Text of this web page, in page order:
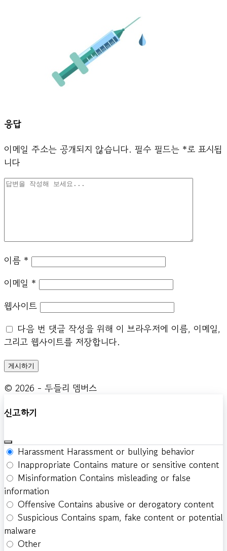
응답
이메일 주소는 공개되지 않습니다. 필수 필드는 *로 표시됩
니다
이름 *
이메일 *
웹사이트
다음 번 댓글 작성을 위해 이 브라우저에 이름, 이메일,
그리고 웹사이트를 저장합니다.
© 2026 - 두들리 멤버스
신고하기
Harassment Harassment or bullying behavior
Inappropriate Contains mature or sensitive content
Misinformation Contains misleading or false
information
Offensive Contains abusive or derogatory content
Suspicious Contains spam, fake content or potential
malware
Other